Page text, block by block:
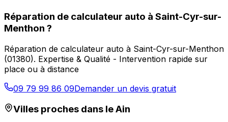
Réparation de calculateur auto à Saint-Cyr-sur-
Menthon ?
Réparation de calculateur auto à Saint-Cyr-sur-Menthon
(01380). Expertise & Qualité - Intervention rapide sur
place ou à distance
09 79 99 86 09Demander un devis gratuit
Villes proches dans leAin